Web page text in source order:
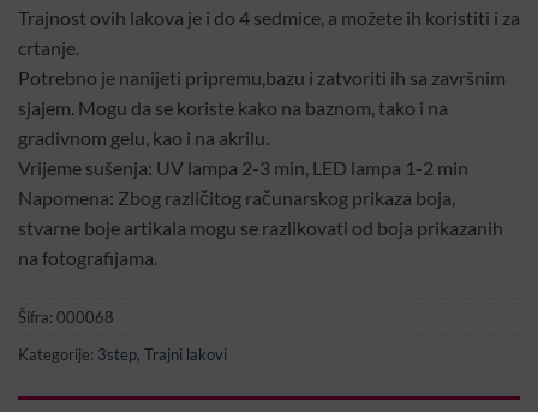
Trajnost ovih lakova je i do 4 sedmice, a možete ih koristiti i za
crtanje.
Potrebno je nanijeti pripremu,bazu i zatvoriti ih sa završnim
sjajem. Mogu da se koriste kako na baznom, tako i na
gradivnom gelu, kao i na akrilu.
Vrijeme sušenja: UV lampa 2-3 min, LED lampa 1-2 min
Napomena: Zbog različitog računarskog prikaza boja,
stvarne boje artikala mogu se razlikovati od boja prikazanih
na fotografijama.
Šifra: 000068
Kategorije: 3step, Trajni lakovi